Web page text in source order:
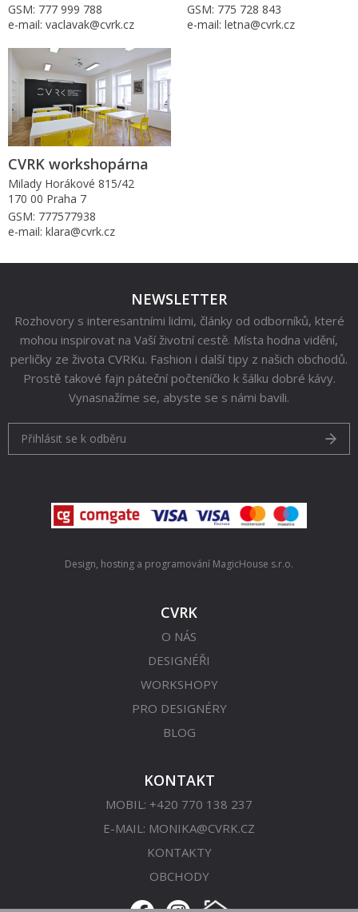
GSM: 777 999 788
e-mail: vaclavak@cvrk.cz
GSM: 775 728 843
e-mail: letna@cvrk.cz
CVRK workshopárna
Milady Horákové 815/42
170 00 Praha 7
GSM: 777577938
e-mail: klara@cvrk.cz
Design, hosting a programování MagicHouse s.r.o.
CVRK
O NÁS
DESIGNÉŘI
WORKSHOPY
PRO DESIGNÉRY
BLOG
KONTAKT
MOBIL: +420 770 138 237
E-MAIL: MONIKA@CVRK.CZ
KONTAKTY
OBCHODY
NEWSLETTER
Rozhovory s interesantními lidmi, články od odborníků, které
mohou inspirovat na Vaší životní cestě. Místa hodna vidění,
perličky ze života CVRKu. Fashion i další tipy z našich obchodů.
Prostě takové fajn páteční počteníčko k šálku dobré kávy.
Vynasnažíme se, abyste se s námi bavili.
Přihlásit se k odběru